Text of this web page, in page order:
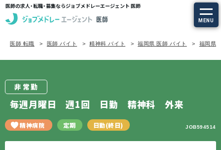
医師の求人・転職・募集ならジョブメドレーエージェント 医師
MENU
求人を探す
定期非常勤の求人
特集から探す
医師 転職 医師 バイト 精神科 バイト 福岡県 医師 バイト 福岡県/
非常勤
毎週月曜日 週1回 日勤 精神科 外来
精神病院 定期 日勤(終日) JOB594514